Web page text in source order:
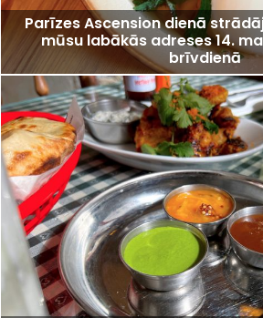
Parīzes Ascension dienā
mūsu labākās adreses 14.
brīvdienā